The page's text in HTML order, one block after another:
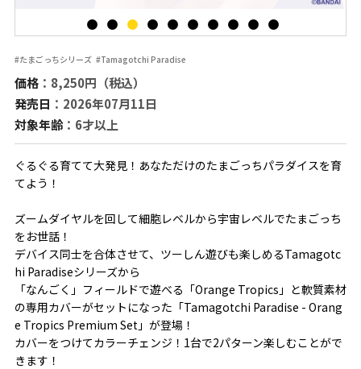
#たまごっちシリーズ #Tamagotchi Paradise
価格：8,250円（税込）
発売日 ：2026年07月11日
対象年齢：6才以上
ぐるぐる育てて大発見！あなただけのたまごっちパラダイスを育
てよう！
ズームダイヤルを回して細胞レベルから宇宙レベルでたまごっち
をお世話！
デバイス同士を合体させて、ツーしん遊びも楽しめるTamagotc
hi Paradiseシリーズから
「なんごく」フィールドで遊べる「Orange Tropics」と軟質素材
の専用カバーがセットになった「Tamagotchi Paradise - Orang
e Tropics Premium Set」が登場！
カバーをつけてカラーチェンジ！1台で2パターン楽しむことがで
きます！